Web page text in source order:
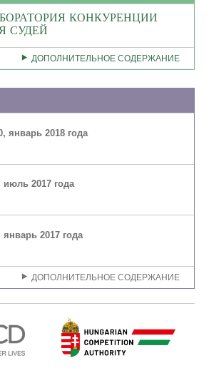
КОНКУРЕНЦИИ
СУДЕЙ
ДОПОЛНИТЕЛЬНОЕ СОДЕРЖАНИЕ
январь 2018 года
2017 года
2017 года
ДОПОЛНИТЕЛЬНОЕ СОДЕРЖАНИЕ